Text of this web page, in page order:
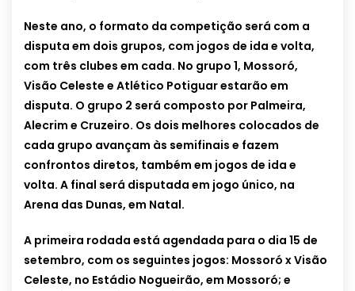
Neste ano, o formato da competição será com a
disputa em dois grupos, com jogos de ida e volta,
com três clubes em cada. No grupo 1, Mossoró,
Visão Celeste e Atlético Potiguar estarão em
disputa. O grupo 2 será composto por Palmeira,
Alecrim e Cruzeiro. Os dois melhores colocados de
cada grupo avançam às semifinais e fazem
confrontos diretos, também em jogos de ida e
volta. A final será disputada em jogo único, na
Arena das Dunas, em Natal.
A primeira rodada está agendada para o dia 15 de
setembro, com os seguintes jogos: Mossoró x Visão
Celeste, no Estádio Nogueirão, em Mossoró; e